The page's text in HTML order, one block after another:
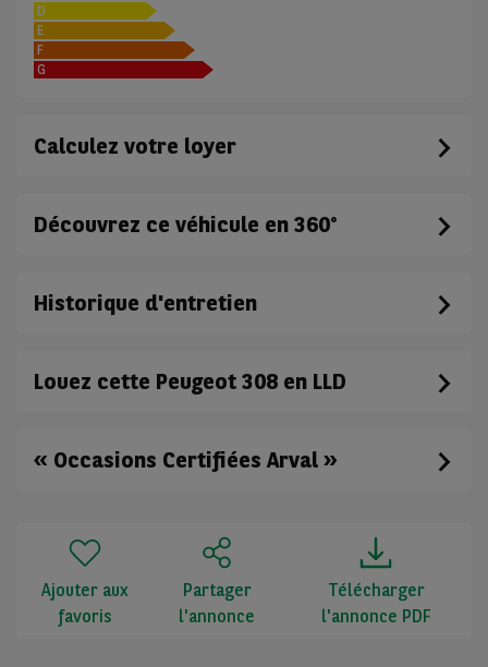
D
E
F
G
Calculez votre loyer
Découvrez ce véhicule en 360°
Historique d'entretien
Louez cette Peugeot 308 en LLD
« Occasions Certifiées Arval »
Ajouter aux
favoris
Partager
l'annonce
Télécharger
l'annonce PDF